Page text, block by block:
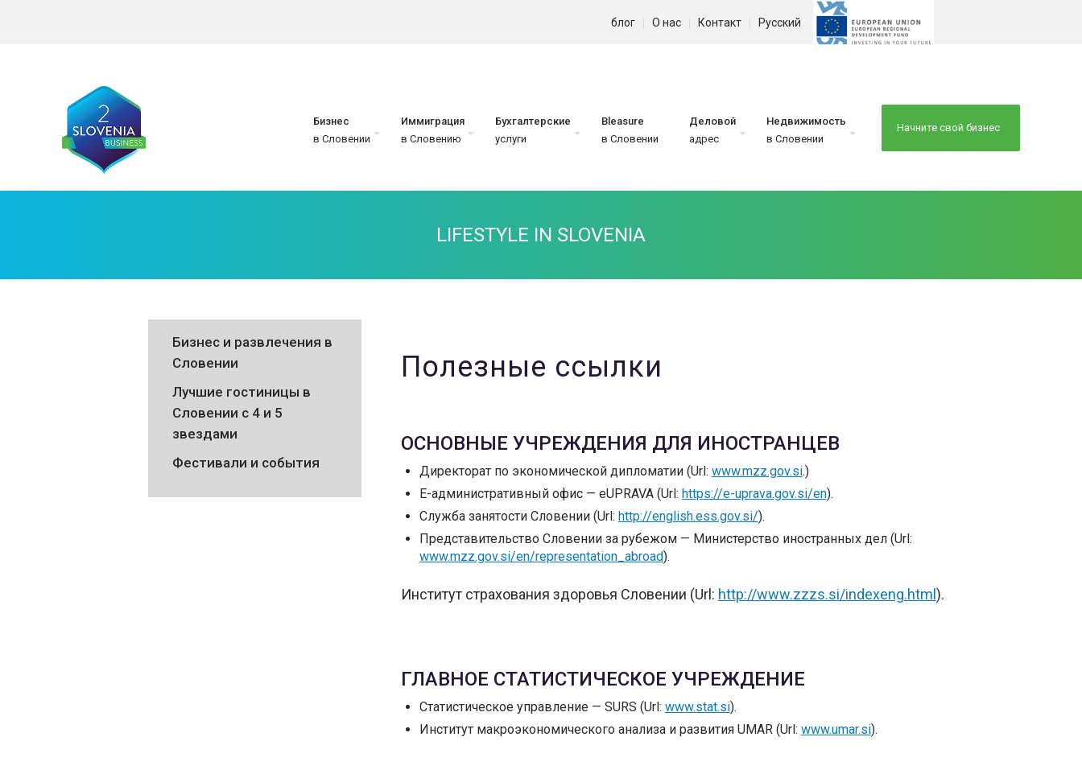
блог О нас Контакт Русский
Бизнес
в Словении
Иммиграция
в Словению
Бухгалтерские
услуги
Bleasure
в Словении
Деловой
адрес
Недвижимость
в Словении
Начните свой бизнес
LIFESTYLE IN SLOVENIA
Полезные ссылки
ОСНОВНЫЕ УЧРЕЖДЕНИЯ ДЛЯ ИНОСТРАНЦЕВ
Директорат по экономической дипломатии (Url: www.mzz.gov.si.)
Е-административный офис — eUPRAVA (Url: https://e-uprava.gov.si/en).
Служба занятости Словении (Url: http://english.ess.gov.si/).
Представительство Словении за рубежом — Министерство иностранных дел (Url:
www.mzz.gov.si/en/representation_abroad).
Институт страхования здоровья Словении (Url: http://www.zzzs.si/indexeng.html).
ГЛАВНОЕ СТАТИСТИЧЕСКОЕ УЧРЕЖДЕНИЕ
Статистическое управление — SURS (Url: www.stat.si).
Институт макроэкономического анализа и развития UMAR (Url: www.umar.si).
Бизнес и развлечения в
Словении
Лучшие гостиницы в
Словении с 4 и 5
звездами
Фестивали и события